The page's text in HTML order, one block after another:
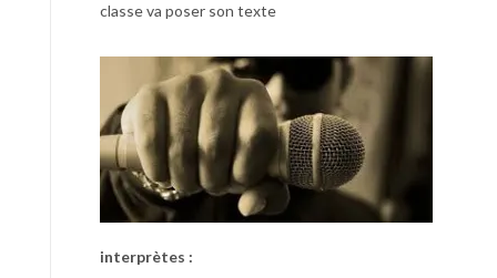
classe va poser son texte
interprètes :